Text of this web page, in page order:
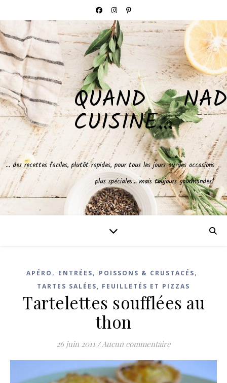
QUAND NAD
CUISINE…
… des recettes faciles, plutôt rapides, pour tous les jours ou des occasions
plus spéciales… mais toujours gourmandes!
APÉRO , ENTRÉES, POISSONS & CRUSTACÉS,
TARTES SALÉES, FEUILLETÉS ET PIZZAS
Tartelettes soufflées au
thon
26 juin 2011 /Aucun commentaire